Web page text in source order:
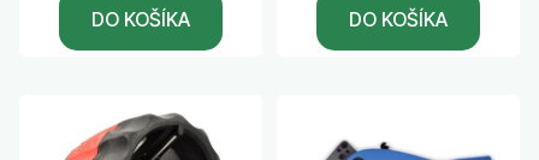
DO KOŠÍKA DO KOŠÍKA